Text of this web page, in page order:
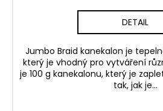
DETAIL
Jumbo Braid kanekalon je
který je vhodný pro vytváření
je 100 g kanekalonu, který je
tak, jak je...